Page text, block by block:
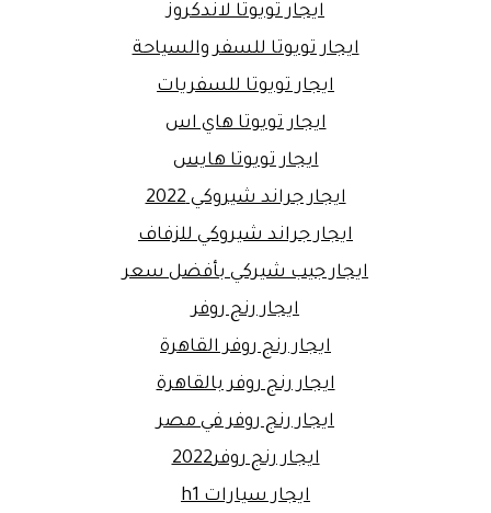
ايجار تويوتا لاندكروز
ايجار تويوتا للسفر والسياحة
ايجار تويوتا للسفريات
ايجار تويوتا هاي اس
ايجار تويوتا هايس
ايجار جراند شيروكي 2022
ايجار جراند شيروكي للزفاف
ايجار جيب شيركي بأفضل سعر
ايجار رنج روفر
ايجار رنج روفر القاهرة
ايجار رنج روفر بالقاهرة
ايجار رنج روفر في مصر
ايجار رنج روفر2022
ايجار سيارات h1